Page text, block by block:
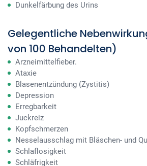
Dunkelfärbung des Urins
Gelegentliche
von 100 Behandelten)
Arzneimittelfieber.
Ataxie
Blasenentzündung (Zystitis)
Depression
Erregbarkeit
Juckreiz
Kopfschmerzen
Nesselausschlag mit Bläschen- und
Schlaflosigkeit
Schläfrigkeit